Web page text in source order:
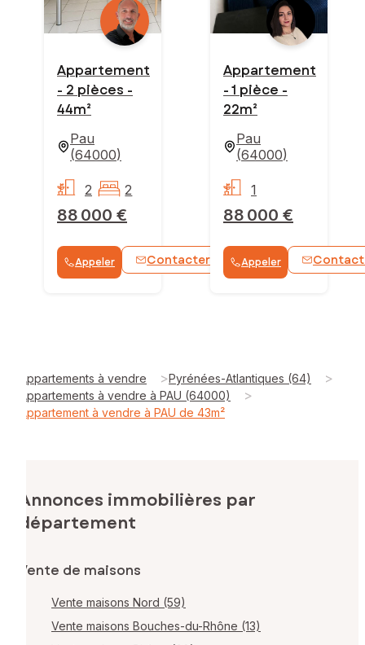
Appartement
- 2 pièces -
44m²
Pau
(64000)
88 000 €
2 2
Appeler Contacter WhatsApp
Appartement
- 1 pièce -
22m²
Pau
(64000)
88 000 €
1
Appeler
Appartements à vendre >Pyrénées-Atlantiques (64) >
Appartements à vendre à PAU (64000) >
Appartement à vendre à PAU de 43m²
Annonces immobilières par
département
Vente de maisons
Vente maisons Nord (59)
Vente maisons Bouches-du-Rhône (13)